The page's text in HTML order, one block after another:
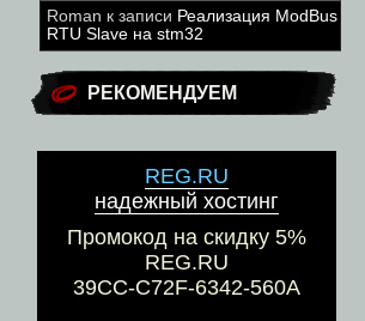
Roman к записи Реализация ModBus
RTU Slave на stm32
РЕКОМЕНДУЕМ
REG.RU
надежный хостинг
Промокод на скидку 5%
REG.RU
39CC-C72F-6342-560A